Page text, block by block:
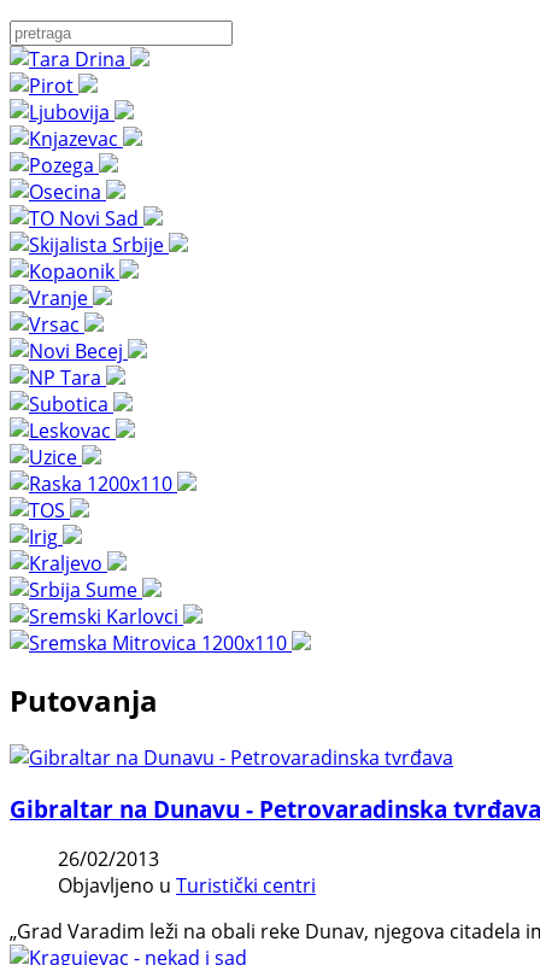
Putovanja
Gibraltar na Dunavu - Petrovaradinska tvrđava
26/02/2013
Objavljeno u Turistički centri
„Grad Varadim leži na obali reke Dunav, njegova